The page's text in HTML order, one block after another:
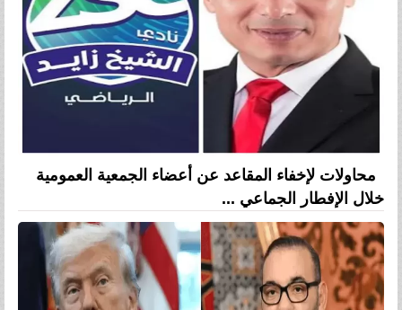
محاولات لإخفاء المقاعد عن أعضاء الجمعية العمومية
خلال الإفطار الجماعي ...